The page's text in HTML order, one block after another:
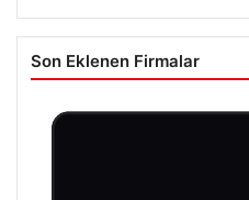
Son Eklenen Firmalar